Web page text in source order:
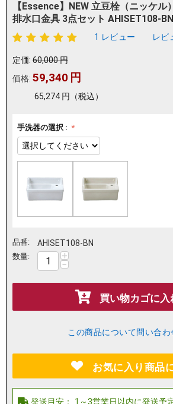
【Essence】NEW 立豆栓（ニッケル
排水口金具 3点セット AHISET108-BN
1 レビュー レビ
定価: 60,000円
価格: 59,340 円
65,274 円 （税込）
手洗器の選択 :
品番: AHISET108-BN
数量: +
−
買い物カゴに入
この商品について問い合わ
お気に入り商品